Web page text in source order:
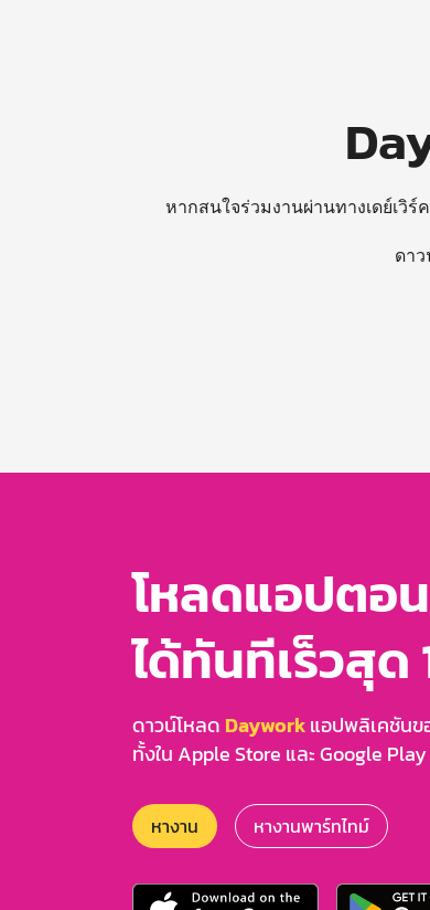
หากสนใจร่วมงานผ่านทางเดย์เวิ
ดา
โหลดแอปตอ
ได้ทันทีเร็วสุด
ดาวน์โหลด Dayworkแอปพลิเคชันข
ทั้งใน Apple Store และ Google Play
หางาน หางานพาร์ทไทม์